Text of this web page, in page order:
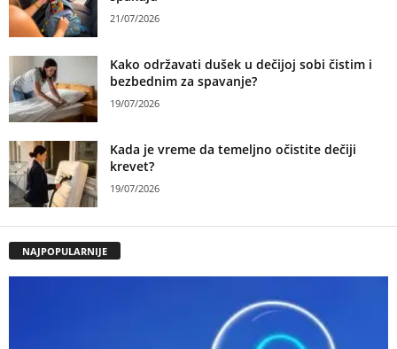
21/07/2026
Kako održavati dušek u dečijoj sobi čistim i
bezbednim za spavanje?
19/07/2026
Kada je vreme da temeljno očistite dečiji
krevet?
19/07/2026
NAJPOPULARNIJE